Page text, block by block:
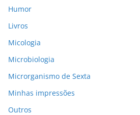
Humor
Livros
Micologia
Microbiologia
Microrganismo de Sexta
Minhas impressões
Outros